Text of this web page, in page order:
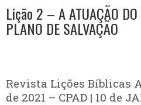
Lição 2 – A ATUAÇÃO
PLANO DE SALVAÇÃO
Revista Lições Bíblicas
de 2021 – CPAD | 10 de